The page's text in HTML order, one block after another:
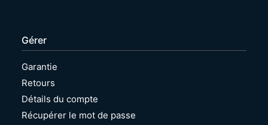
Gérer
Garantie
Retours
Détails du compte
Récupérer le mot de passe